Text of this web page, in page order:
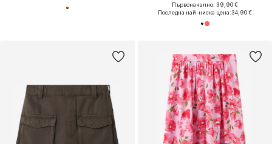
Първоначално: 39,90 €
Последна най-ниска цена:34,90 €